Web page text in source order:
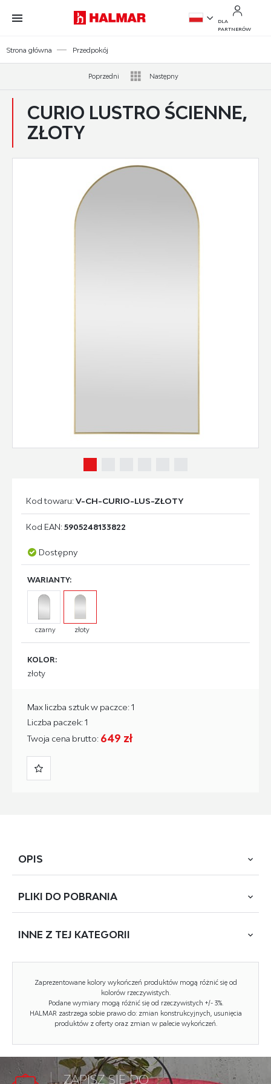
Przejdź do treści.
Przejdź do menu.
Przejdź do wyszukiwarki.
DLA
PARTNERÓW
Strona główna Przedpokój
Poprzedni Następny
CURIO LUSTRO ŚCIENNE,
ZŁOTY
Kod towaru:V-CH-CURIO-LUS-ZŁOTY
Kod EAN:5905248133822
Dostępny
WARIANTY:
czarny złoty
KOLOR:
złoty
Twoja cena brutto: 649 zł
Max liczba sztuk w paczce: 1
Liczba paczek: 1
OPIS
lustro ścienne, wymiary: 120/60/3,7 cm, materiał: rama -
Materiał ramy: aluminium
Rodzaj: lustro
Szerokość (Zakres): 60
PLIKI DO POBRANIA
CURIO (CB-N14&CB-N15)
Zaprezentowane kolory wykończeń produktów mogą różnić się od
kolorów rzeczywistych.
Podane wymiary mogą różnić się od rzeczywistych +/- 3%.
HALMAR zastrzega sobie prawo do: zmian konstrukcyjnych, usunięcia
produktów z oferty oraz zmian w palecie wykończeń.
INNE Z TEJ KATEGORII
ZAPISZ SIĘ DO